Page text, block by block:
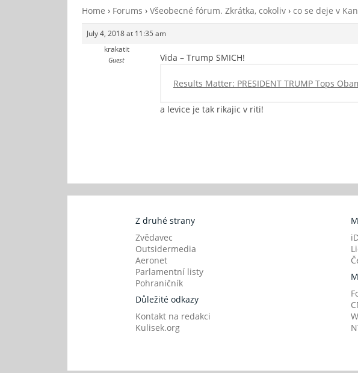
Home › Forums › Všeobecné fórum. Zkrátka, cokoliv › co se deje v
July 4, 2018 at 11:35 am
krakatit
Guest Vida – Trump SMICH!
Results Matter: PRESIDENT TRUMP Tops
a levice je tak rikajic v riti!
Z druhé strany
Zvědavec
Outsidermedia
Aeronet
Parlamentní listy
Pohraničník
Důležité odkazy
Kontakt na redakci
Kulisek.org